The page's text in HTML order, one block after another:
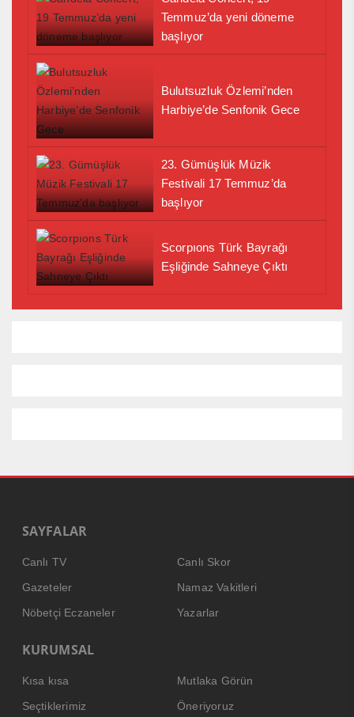
Temmuz’da yeni döneme
başlıyor
Bulutsuzluk Özlemi’nden
Harbiye’de Senfonik Gece
23. Gümüşlük Müzik
Festivali 17 Temmuz’da
başlıyor
Scorpıons Türk Bayrağı
Eşliğinde Sahneye Çıktı
SAYFALAR
Canlı TV
Canlı Skor
Gazeteler
Namaz Vakitleri
Nöbetçi Eczaneler
Yazarlar
KURUMSAL
Kısa kısa
Mutlaka Görün
Seçtiklerimiz
Öneriyoruz